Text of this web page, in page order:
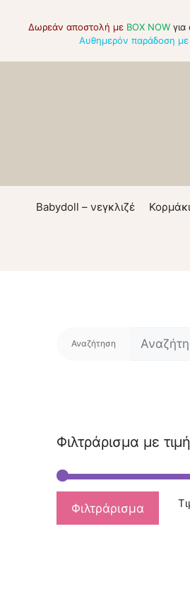
Δωρεάν αποστολή με BOX NOW
Αυθημερόν παράδοση με
Babydoll – νεγκλιζέ
Φιλτράρισμα με τιμή
Φιλτράρισμα